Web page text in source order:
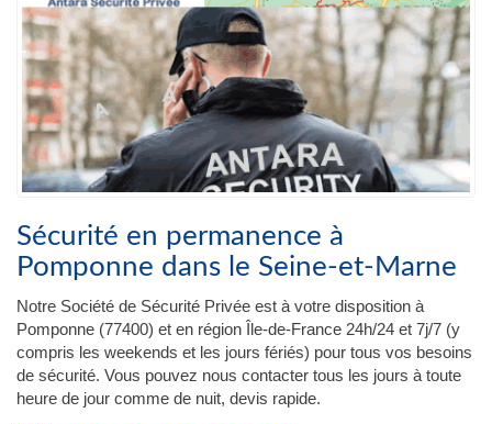
Sécurité en permanence à
Pomponne dans le Seine-et-Marne
Notre Société de Sécurité Privée est à votre disposition à
Pomponne (77400) et en région Île-de-France 24h/24 et 7j/7 (y
compris les weekends et les jours fériés) pour tous vos besoins
de sécurité. Vous pouvez nous contacter tous les jours à toute
heure de jour comme de nuit, devis rapide.